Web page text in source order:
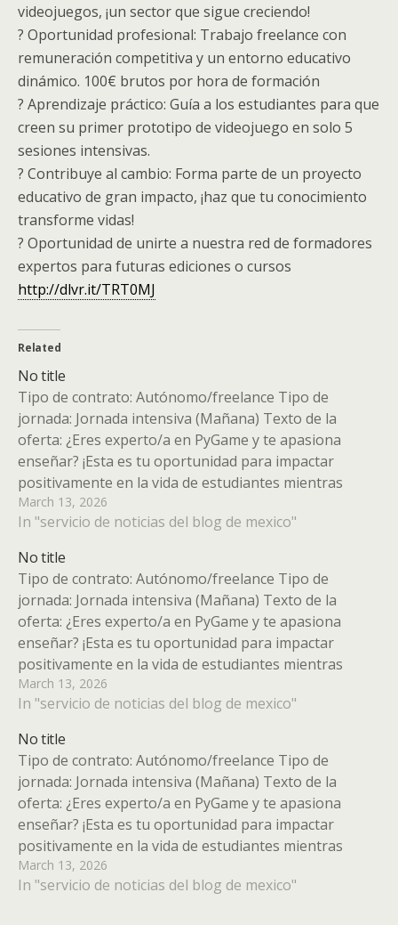
videojuegos, ¡un sector que sigue creciendo!
? Oportunidad profesional: Trabajo freelance con
remuneración competitiva y un entorno educativo
dinámico. 100€ brutos por hora de formación
? Aprendizaje práctico: Guía a los estudiantes para que
creen su primer prototipo de videojuego en solo 5
sesiones intensivas.
? Contribuye al cambio: Forma parte de un proyecto
educativo de gran impacto, ¡haz que tu conocimiento
transforme vidas!
? Oportunidad de unirte a nuestra red de formadores
expertos para futuras ediciones o cursos
http://dlvr.it/TRT0MJ
Related
No title
Tipo de contrato: Autónomo/freelance Tipo de
jornada: Jornada intensiva (Mañana) Texto de la
oferta: ¿Eres experto/a en PyGame y te apasiona
enseñar? ¡Esta es tu oportunidad para impactar
positivamente en la vida de estudiantes mientras
compartes tu conocimiento en el fascinante mundo de
la creación de videojuegos. En ACAIS Cooperación…
March 13, 2026
In "servicio de noticias del blog de mexico"
No title
Tipo de contrato: Autónomo/freelance Tipo de
jornada: Jornada intensiva (Mañana) Texto de la
oferta: ¿Eres experto/a en PyGame y te apasiona
enseñar? ¡Esta es tu oportunidad para impactar
positivamente en la vida de estudiantes mientras
compartes tu conocimiento en el fascinante mundo de
la creación de videojuegos. En ACAIS Cooperación…
March 13, 2026
In "servicio de noticias del blog de mexico"
No title
Tipo de contrato: Autónomo/freelance Tipo de
jornada: Jornada intensiva (Mañana) Texto de la
oferta: ¿Eres experto/a en PyGame y te apasiona
enseñar? ¡Esta es tu oportunidad para impactar
positivamente en la vida de estudiantes mientras
compartes tu conocimiento en el fascinante mundo de
la creación de videojuegos. En ACAIS Cooperación…
March 13, 2026
In "servicio de noticias del blog de mexico"